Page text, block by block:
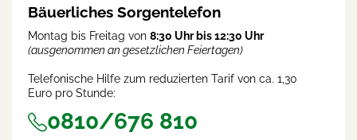
Bäuerliches Sorgentelefon
Montag bis Freitag von 8:30 Uhr bis 12:30 Uhr
(ausgenommen an gesetzlichen Feiertagen)
Telefonische Hilfe zum reduzierten Tarif von ca. 1,30
Euro pro Stunde:
0810/676 810